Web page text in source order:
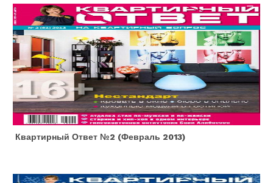
Квартирный Ответ №2 (февраль 2013)